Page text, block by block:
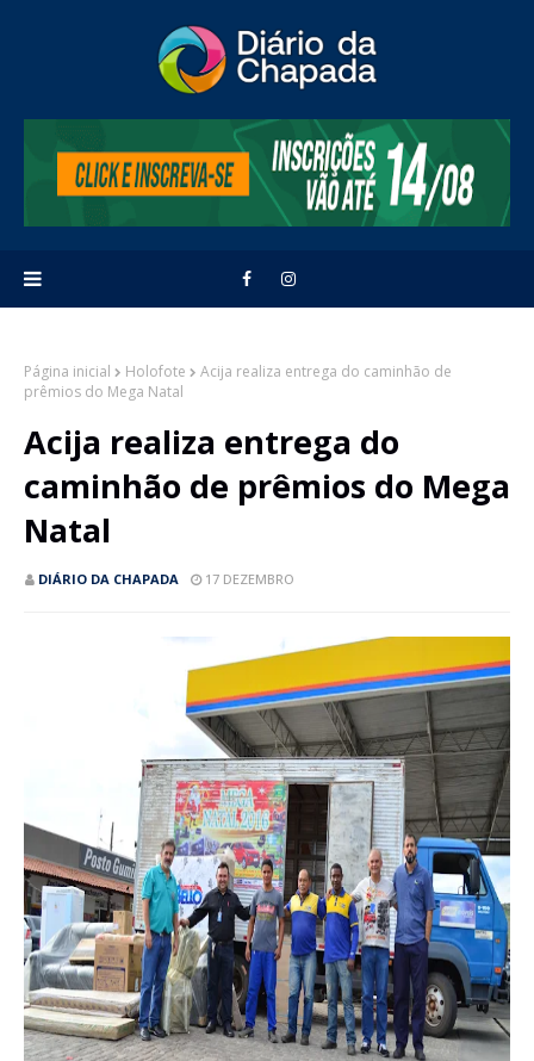
Página inicial Holofote
Acija realiza entrega do caminhão de
prêmios do Mega Natal
Acija realiza entrega do
caminhão de prêmios do Mega
Natal
DIÁRIO DA CHAPADA 17 DEZEMBRO